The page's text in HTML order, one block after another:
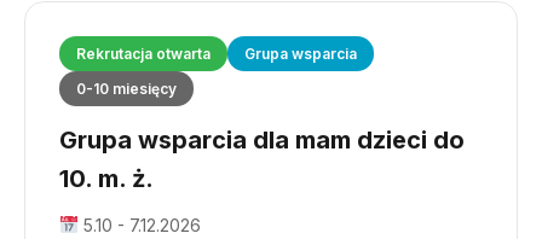
Rekrutacja otwarta
Grupa wsparcia
0-10 miesięcy
Grupa wsparcia dla mam dzieci do
10. m. ż.
5.10 - 7.12.2026